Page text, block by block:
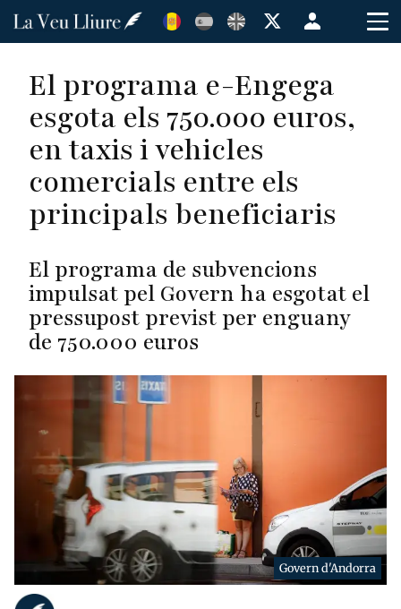
Vés
Menú
de
de
usuario
El programa e-Engega
esgota els 750.000 euros,
en taxis i vehicles
comercials entre els
principals beneficiaris
El programa de subvencions
impulsat pel Govern ha esgotat el
pressupost previst per enguany
de 750.000 euros
Govern d'Andorra